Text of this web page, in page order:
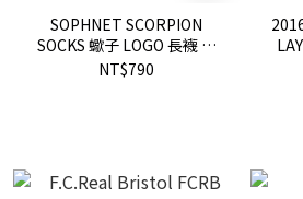
SOPHNET SCORPION
SOCKS 蠍子 LOGO 長襪 七
色 襪子 現貨
NT$790